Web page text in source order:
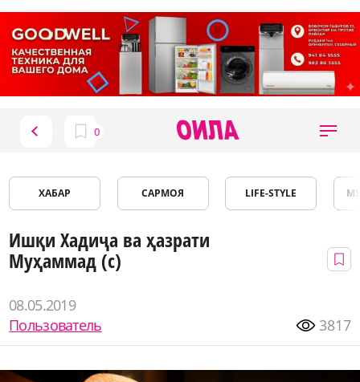
ХАБАР САРМОЯ LIFE-STYLE
Ишқи Хадиҷа ва ҳазрати
Муҳаммад (с)
08.05.2019
Пользователь
3817